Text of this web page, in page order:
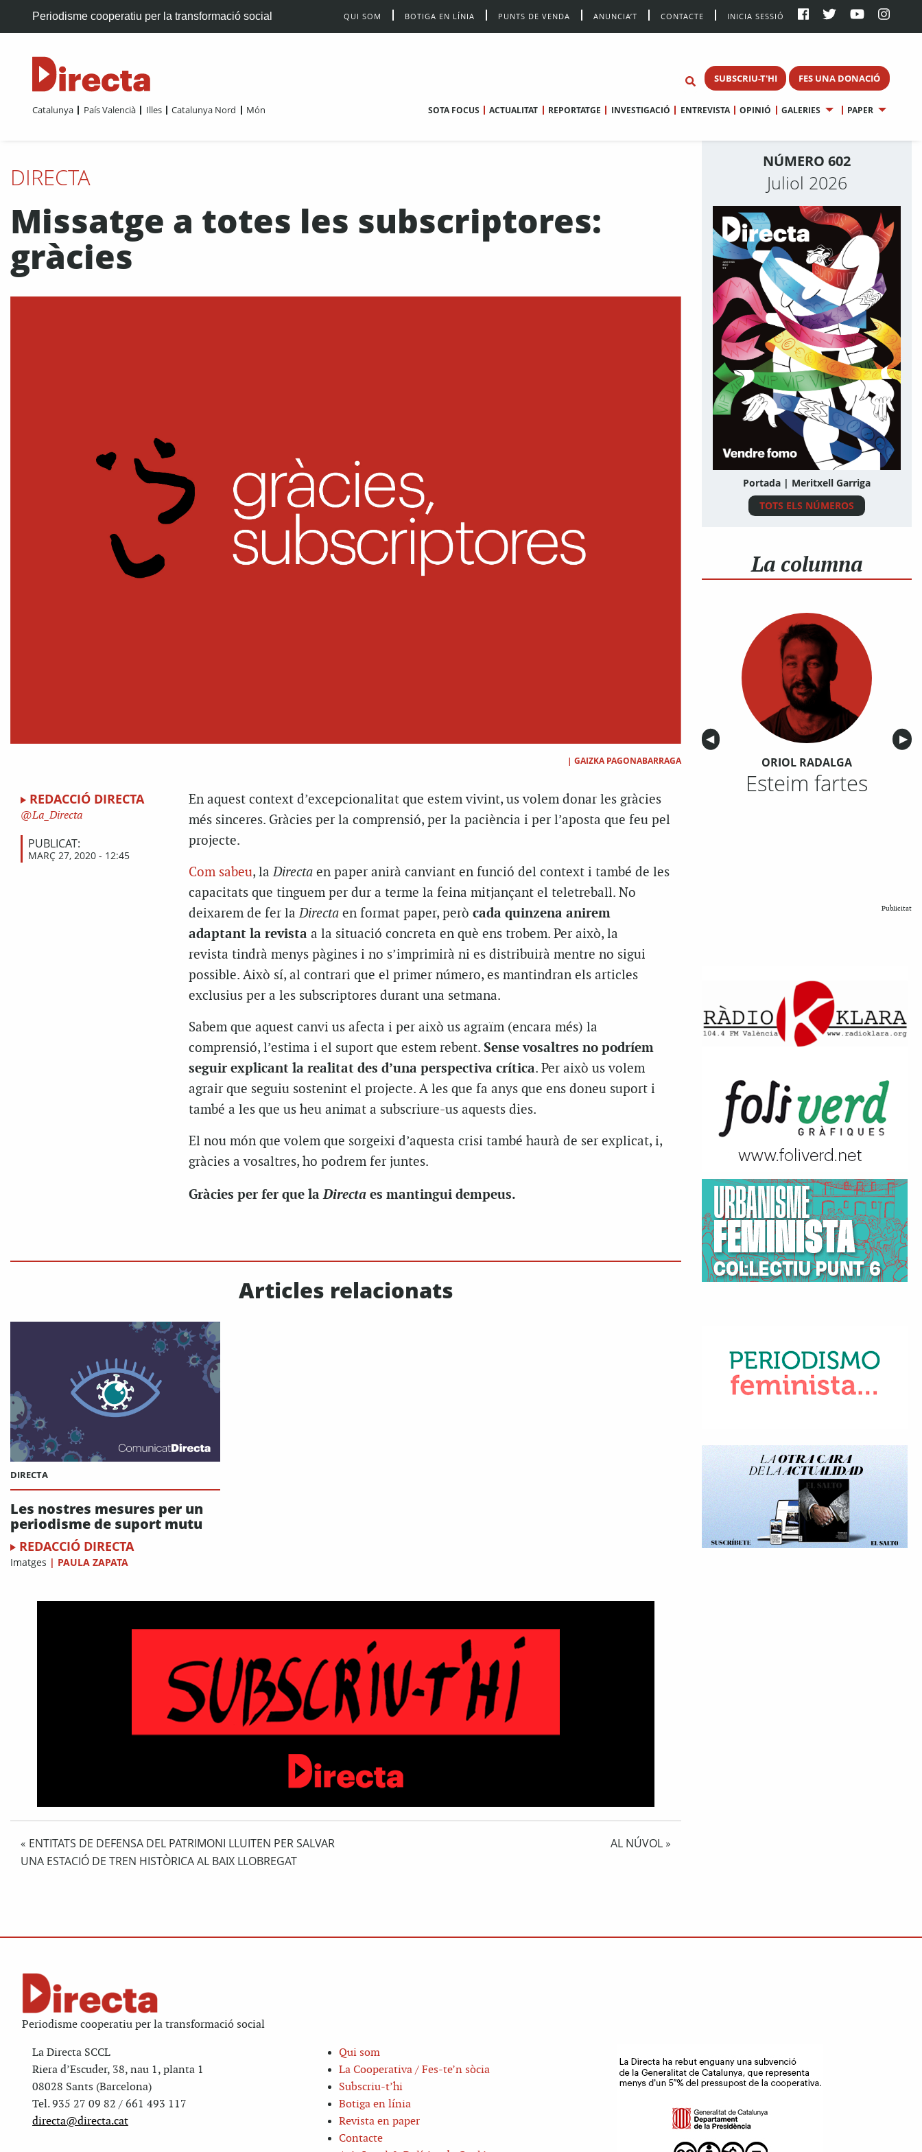
Periodisme cooperatiu per la transformació social QUI SOM BOTIGA EN LÍNIA PUNTS DE VENDA ANUNCIA’T CONTACTE INICIA SESSIÓ
SUBSCRIU-T'HI FES UNA DONACIÓ
Catalunya País Valencià Illes Catalunya Nord Món SOTA FOCUS ACTUALITAT REPORTATGE INVESTIGACIÓ ENTREVISTA OPINIÓ GALERIES PAPER
DIRECTA
Missatge a totes les subscriptores:
gràcies
| GAIZKA PAGONABARRAGA
REDACCIÓ DIRECTA
La_Directa
PUBLICAT:
MARÇ 27, 2020 - 12:45
En aquest context d’excepcionalitat que estem vivint, us volem donar les gràcies
més sinceres. Gràcies per la comprensió, per la paciència i per l’aposta que feu pel
projecte.
Com sabeu, laDirectaen paper anirà canviant en funció del context i també de les
capacitats que tinguem per dur a terme la feina mitjançant el teletreball. No
deixarem de fer laDirecta en format paper, però cada quinzena anirem
adaptant la revista a la situació concreta en què ens trobem. Per això, la
revista tindrà menys pàgines i no s’imprimirà ni es distribuirà mentre no sigui
possible. Això sí, al contrari que el primer número, es mantindran els articles
exclusius per a les subscriptores durant una setmana.
Sabem que aquest canvi us afecta i per això us agraïm (encara més) la
comprensió, l’estima i el suport que estem rebent. Sense vosaltres no podríem
seguir explicant la realitat des d’una perspectiva crítica. Per això us volem
agrair que seguiu sostenint el projecte. A les que fa anys que ens doneu suport i
també a les que us heu animat a subscriure-us aquests dies.
El nou món que volem que sorgeixi d’aquesta crisi també haurà de ser explicat, i,
gràcies a vosaltres, ho podrem fer juntes.
Gràcies per fer que laDirectaes mantingui dempeus.
Articles relacionats
DIRECTA
Les nostres mesures per un
periodisme de suport mutu
REDACCIÓ DIRECTA
Imatges | PAULA ZAPATA
« ENTITATS DE DEFENSA DEL PATRIMONI LLUITEN PER SALVAR
UNA ESTACIÓ DE TREN HISTÒRICA AL BAIX LLOBREGAT
AL NÚVOL »
NÚMERO 602
Juliol 2026
Portada | Meritxell Garriga
TOTS ELS NÚMEROS
La columna
Anterior
◀︎ ▶︎
ORIOL RADALGA
Esteim fartes
Publicitat
Periodisme cooperatiu per la transformació social
La Directa SCCL
Riera d’Escuder, 38, nau 1, planta 1
08028 Sants (Barcelona)
Tel. 935 27 09 82 / 661 493 117
directa@directa.cat
Qui som
La Cooperativa / Fes-te’n sòcia
Subscriu-t’hi
Botiga en línia
Revista en paper
Contacte